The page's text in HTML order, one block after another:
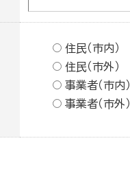
住民（市内）
住民（市外）
事業者（市内）
事業者（市外）